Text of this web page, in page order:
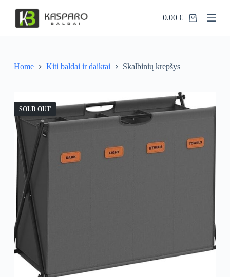
Shopping
0.00 €
Home Kiti baldai ir daiktai Skalbinių krepšys
SOLD OUT